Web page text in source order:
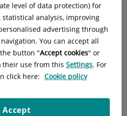
de mucosa de tipo endometrial
, concretamente en la cavidad
manifiesta durante los años
con dolor e infertilidad: se calcula
dolor con la regla padecen
que entre un 30% y un 50%
endometriosis tienen problemas
level of data protection) for
analysis, improving
advertising through
You can accept all
button "Accept cookies" or
their use from this Settings. For
click here: Cookie policy
Accept